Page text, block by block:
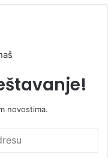
novostima.